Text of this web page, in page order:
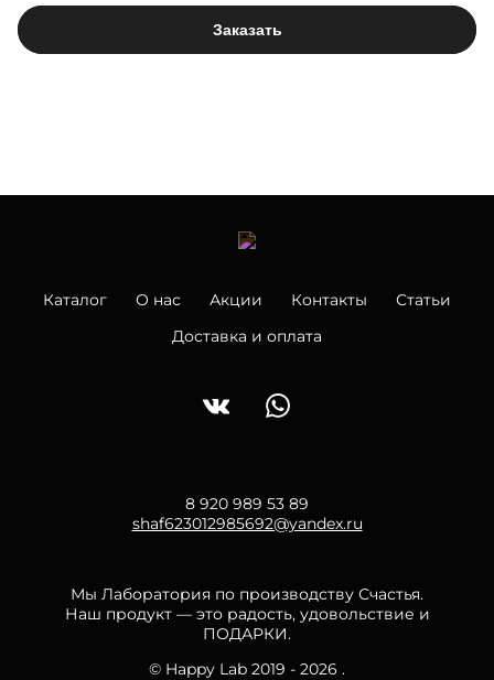
Заказать
Каталог О нас Акции Контакты
Статьи
Доставка и оплата
8 920 989 53 89
shaf623012985692@yandex.ru
Мы Лаборатория по производству Счастья.
Наш продукт — это радость, удовольствие и
ПОДАРКИ.
© Happy Lab 2019 - 2026 .